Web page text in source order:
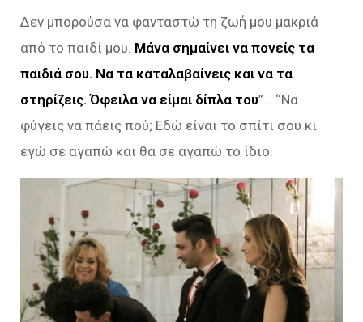
Δεν μπορούσα να φανταστώ τη ζωή μου μακριά
από το παιδί μου. Μάνα σημαίνει να πονείς τα
παιδιά σου. Να τα καταλαβαίνεις και να τα
στηρίζεις. Όφειλα να είμαι δίπλα του”… ‘‘Να
φύγεις να πάεις πού; Εδώ είναι το σπίτι σου κι
εγώ σε αγαπώ και θα σε αγαπώ το ίδιο.